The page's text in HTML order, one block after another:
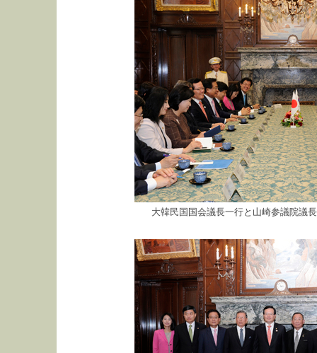
大韓民国国会議長一行と山崎参議院議